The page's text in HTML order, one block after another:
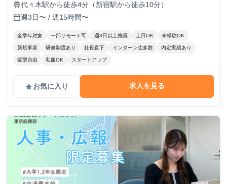
train代々木駅から徒歩4分（新宿駅から徒歩10分）
calendar_today週3日〜 / 週15時間〜
全学年対象 一部リモート可 週3日以上推奨 土日OK 未経験OK
新規事業 研修制度あり 社長直下 インターン生多数 内定実績あり
髪型自由 私服OK スタートアップ
gradeお気に入り 求人を見る